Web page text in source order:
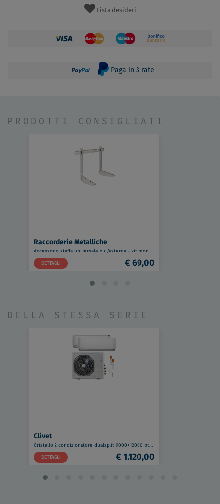
Lista desideri
Paga in 3 rate
PRODOTTI CONSIGLIATI
Raccorderie Metalliche
Accessorio staffa universale x u/esterna - kit monosplit codice prod: 232420600
DETTAGLI
€ 69,00
DELLA STESSA SERIE
Clivet
Cristallo 2 condizionatore dualsplit 9000+12000 btu Wi-Fi 5,3kw codice prod: IMA1-Y 27(35)M MU2-Y53M
DETTAGLI
€ 1.120,00